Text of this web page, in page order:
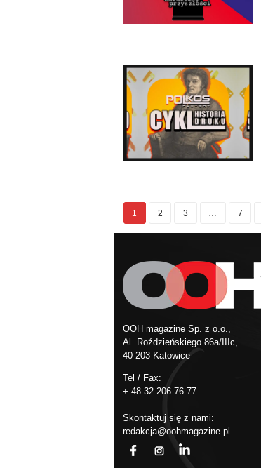
1 2 3 7
OOH magazine Sp. z o.o.,
Al. Roździeńskiego 86a/IIIc,
40-203 Katowice
Tel / Fax:
+ 48 32 206 76 77
Skontaktuj się z nami:
redakcja@oohmagazine.pl